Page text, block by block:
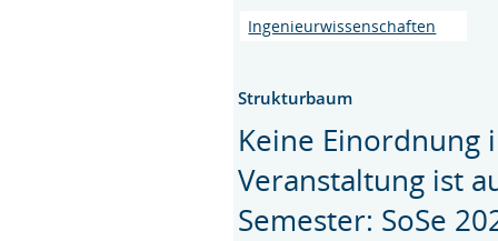
Ingenieurwissenschaften
Strukturbaum
Keine Einordnung
Veranstaltung ist
Semester: SoSe